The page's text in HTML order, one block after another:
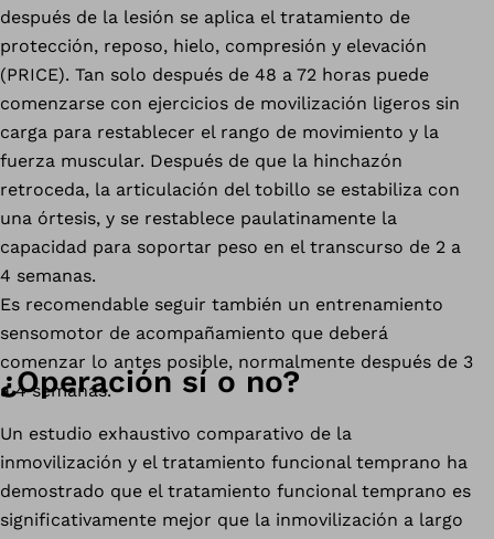
después de la lesión se aplica el tratamiento de
protección, reposo, hielo, compresión y elevación
(PRICE). Tan solo después de 48 a 72 horas puede
comenzarse con ejercicios de movilización ligeros sin
carga para restablecer el rango de movimiento y la
fuerza muscular. Después de que la hinchazón
retroceda, la articulación del tobillo se estabiliza con
una órtesis, y se restablece paulatinamente la
capacidad para soportar peso en el transcurso de 2 a
4 semanas.
Es recomendable seguir también un entrenamiento
sensomotor de acompañamiento que deberá
comenzar lo antes posible, normalmente después de 3
a 4 semanas.
¿Operación sí o no?
Un estudio exhaustivo comparativo de la
inmovilización y el tratamiento funcional temprano ha
demostrado que el tratamiento funcional temprano es
significativamente mejor que la inmovilización a largo